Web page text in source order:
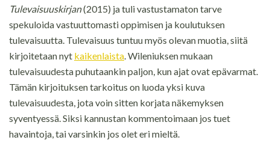
Tulevaisuuskirjan(2015) ja tuli vastustamaton tarve
spekuloida vastuuttomasti oppimisen ja koulutuksen
tulevaisuutta. Tulevaisuus tuntuu myös olevan muotia, siitä
kirjoitetaan nyt kaikenlaista . Wileniuksen mukaan
tulevaisuudesta puhutaankin paljon, kun ajat ovat epävarmat.
Tämän kirjoituksen tarkoitus on luoda yksi kuva
tulevaisuudesta, jota voin sitten korjata näkemyksen
syventyessä. Siksi kannustan kommentoimaan jos tuet
havaintoja, tai varsinkin jos olet eri mieltä.